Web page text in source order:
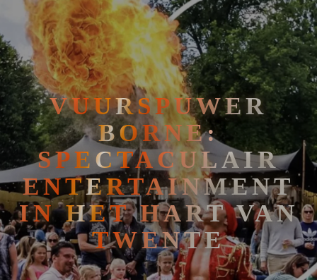
VUURSPUWER
BORNE:
SPECTACULAIR
ENTERTAINMENT
IN HET HART VAN
TWENTE